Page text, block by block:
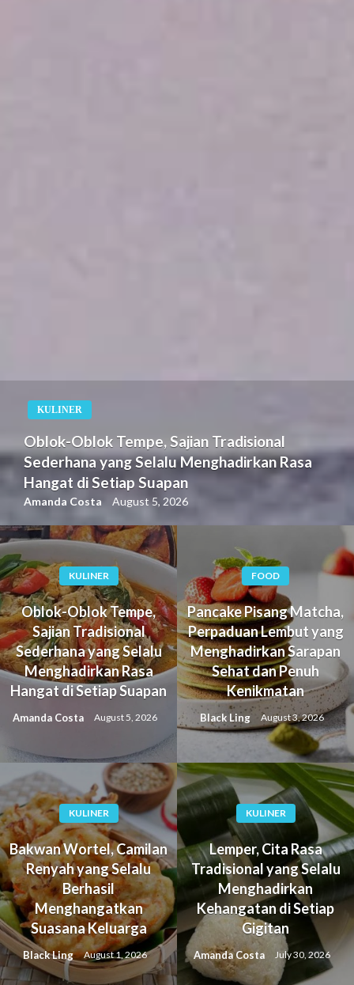
KULINER
Oblok-Oblok Tempe, Sajian Tradisional
Sederhana yang Selalu Menghadirkan Rasa
Hangat di Setiap Suapan
Amanda Costa August 5, 2026
KULINER
Oblok-Oblok Tempe,
Sajian Tradisional
Sederhana yang Selalu
Menghadirkan Rasa
Hangat di Setiap Suapan
Amanda Costa August 5, 2026
FOOD
Pancake Pisang Matcha,
Perpaduan Lembut yang
Menghadirkan Sarapan
Sehat dan Penuh
Kenikmatan
Black Ling August 3, 2026
KULINER
Bakwan Wortel, Camilan
Renyah yang Selalu
Berhasil
Menghangatkan
Suasana Keluarga
Black Ling August 1, 2026
KULINER
Lemper, Cita Rasa
Tradisional yang Selalu
Menghadirkan
Kehangatan di Setiap
Gigitan
Amanda Costa July 30, 2026